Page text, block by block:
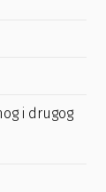
i drugog